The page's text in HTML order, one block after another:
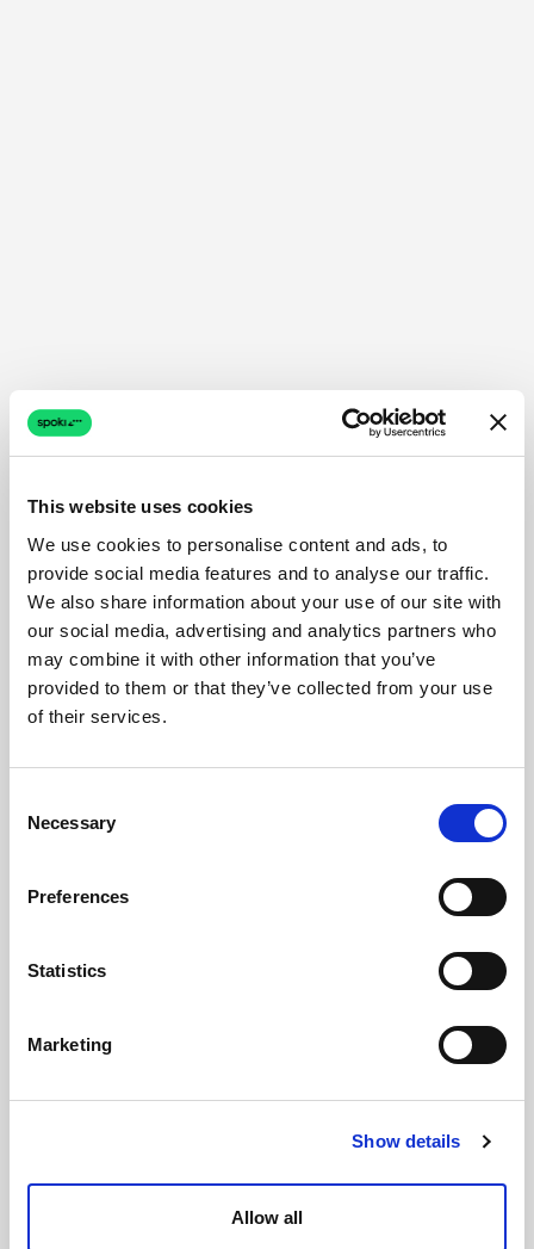
This website uses cookies
We use cookies to personalise content and ads, to
provide social media features and to analyse our traffic.
We also share information about your use of our site with
our social media, advertising and analytics partners who
may combine it with other information that you’ve
provided to them or that they’ve collected from your use
of their services.
Selection
Necessary
Preferences
Statistics
Marketing
Show details
Allow all